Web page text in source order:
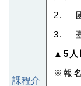
課程介
2. 國
3. 臺
▲ 5
※報